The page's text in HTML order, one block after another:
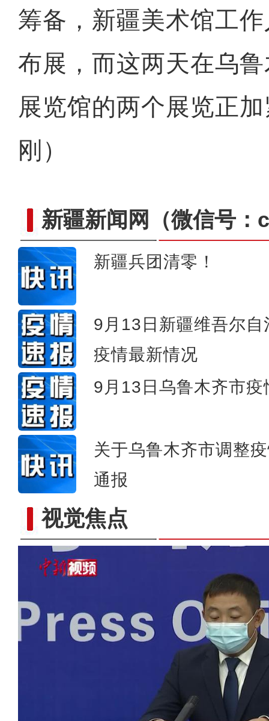
筹备，新疆美术馆工
布展，而这两天在乌
展览馆的两个展览正
刚）
新疆新闻网 （微信号
新疆兵团清零！
9月13日新疆维吾尔
疫情最新情况
9月13日乌鲁木齐市
关于乌鲁木齐市调整
通报
视觉焦点【坐标中国】中国跨度——